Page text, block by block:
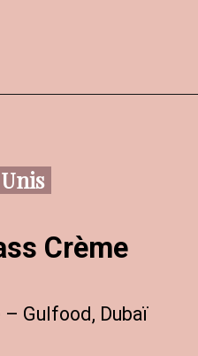
Crème
– Gulfood, Dubaï